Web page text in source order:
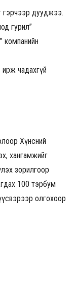
гэрчээр дууджээ.
гурил”
компанийн
чадахгүй
Хүнсний
хангамжийг
зорилгоор
100 тэрбум
олгохоор